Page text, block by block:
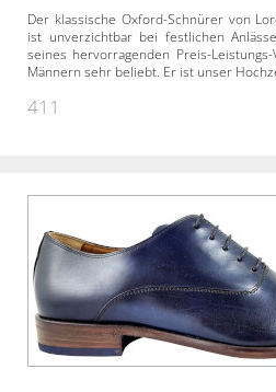
Der klassische Oxford-Schnürer von
ist unverzichtbar bei festlichen
seines hervorragenden Preis-
Männern sehr beliebt. Er ist unser
411